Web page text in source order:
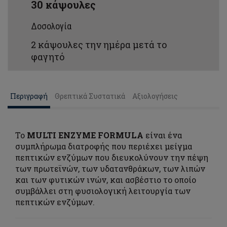
30 κάψουλες
Δοσολογία
2 κάψουλες την ημέρα μετά το
φαγητό
Περιγραφή Θρεπτικά Συστατικά Αξιολογήσεις
Το MULTI ENZYME FORMULA είναι ένα
συμπλήρωμα διατροφής που περιέχει μείγμα
πεπτικών ενζύμων που διευκολύνουν την πέψη
των πρωτεϊνών, των υδατανθράκων, των λιπών
και των φυτικών ινών, και ασβέστιο το οποίο
συμβάλλει στη φυσιολογική λειτουργία των
πεπτικών ενζύμων.